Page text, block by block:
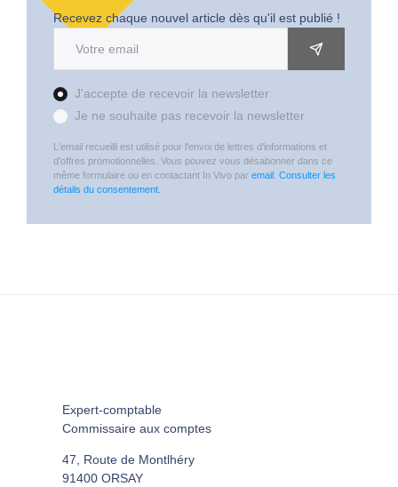
Recevez chaque nouvel article dès qu'il est publié !
OK
J'accepte de recevoir la newsletter
Je ne souhaite pas recevoir la newsletter
L'email recueilli est utilisé pour l'envoi de lettres d'informations et
d'offres promotionnelles. Vous pouvez vous désabonner dans ce
même formulaire ou en contactant In Vivo par email Consulter les
détails du consentement.
Expert-comptable
Commissaire aux comptes
47, Route de Montlhéry
91400 ORSAY